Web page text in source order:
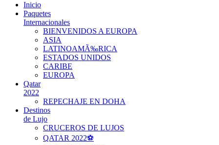
Inicio
Paquetes
Internacionales
BIENVENIDOS A EUROPA
ASIA
LATINOAMÃ‰RICA
ESTADOS UNIDOS
CARIBE
EUROPA
Qatar
2022
REPECHAJE EN DOHA
Destinos
de Lujo
CRUCEROS DE LUJOS
QATAR 2022⚽